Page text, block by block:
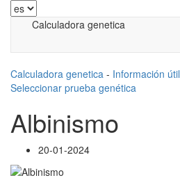
Calculadora genetica
Calculadora genetica - Información útil
Seleccionar prueba genética
Albinismo
20-01-2024